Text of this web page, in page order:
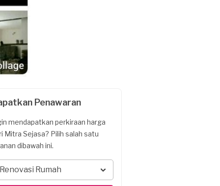
Penawaran
mendapatkan perkiraan harga
Mitra Sejasa? Pilih salah satu
dibawah ini.
Renovasi Rumah